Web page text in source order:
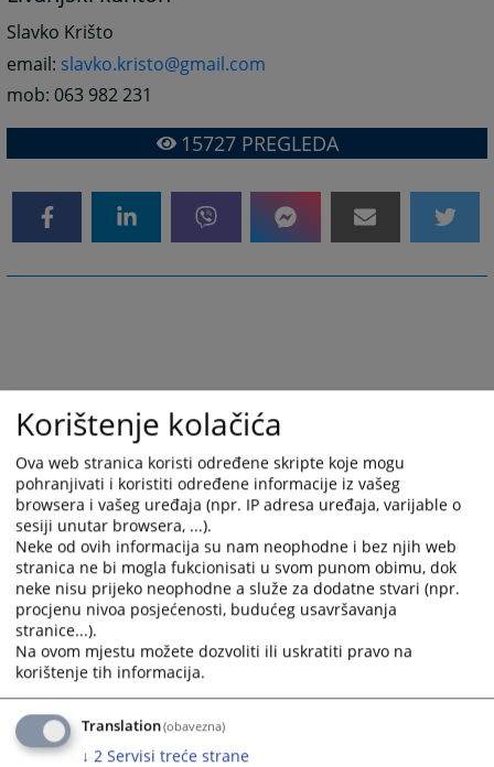
Slavko Krišto
email: slavko.kristo@gmail.com
mob: 063 982 231
15727PREGLEDA
Korištenje kolačića
Ova web stranica koristi određene skripte koje mogu
pohranjivati i koristiti određene informacije iz vašeg
browsera i vašeg uređaja (npr. IP adresa uređaja, varijable o
sesiji unutar browsera, ...).
Neke od ovih informacija su nam neophodne i bez njih web
stranica ne bi mogla fukcionisati u svom punom obimu, dok
neke nisu prijeko neophodne a služe za dodatne stvari (npr.
procjenu nivoa posjećenosti, budućeg usavršavanja
stranice...).
Na ovom mjestu možete dozvoliti ili uskratiti pravo na
korištenje tih informacija.
Translation(obavezna)
↓ 2 Servisi treće strane